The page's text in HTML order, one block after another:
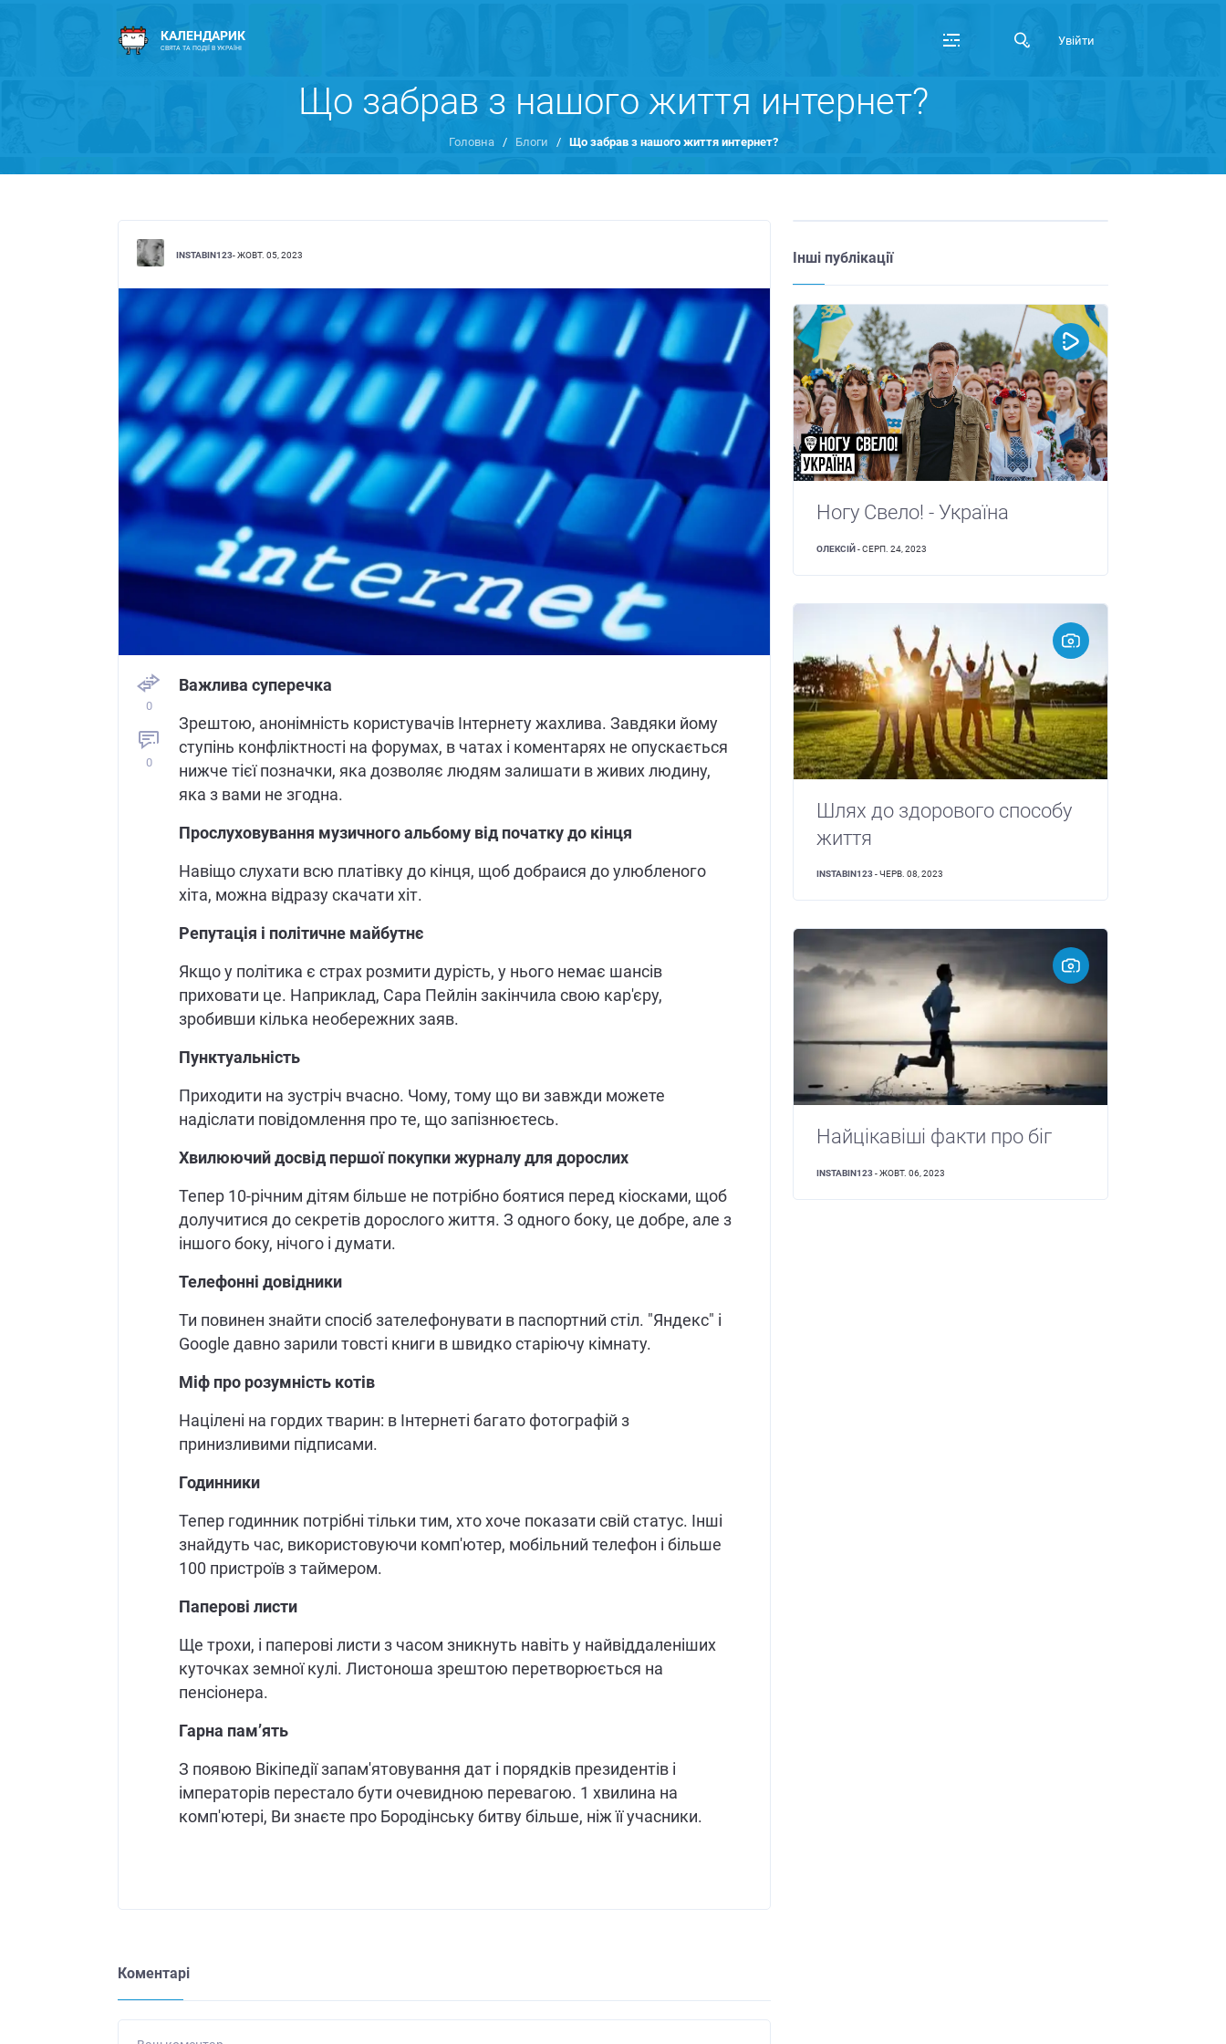
КАЛЕНДАРИК
СВЯТА ТА ПОДІЇ В УКРАЇНІ
Увійти
Що забрав з нашого життя интернет?
Головна / Блоги / Що забрав з нашого життя интернет?
INSTABIN123- ЖОВТ. 05, 2023
0
0
Важлива суперечка
Зрештою, анонімність користувачів Інтернету жахлива. Завдяки йому
ступінь конфліктності на форумах, в чатах і коментарях не опускається
нижче тієї позначки, яка дозволяє людям залишати в живих людину,
яка з вами не згодна.
Прослуховування музичного альбому від початку до кінця
Навіщо слухати всю платівку до кінця, щоб добраися до улюбленого
хіта, можна відразу скачати хіт.
Репутація і політичне майбутнє
Якщо у політика є страх розмити дурість, у нього немає шансів
приховати це. Наприклад, Сара Пейлін закінчила свою кар'єру,
зробивши кілька необережних заяв.
Пунктуальність
Приходити на зустріч вчасно. Чому, тому що ви завжди можете
надіслати повідомлення про те, що запізнюєтесь.
Хвилюючий досвід першої покупки журналу для дорослих
Тепер 10-річним дітям більше не потрібно боятися перед кіосками, щоб
долучитися до секретів дорослого життя. З одного боку, це добре, але з
іншого боку, нічого і думати.
Телефонні довідники
Ти повинен знайти спосіб зателефонувати в паспортний стіл. "Яндекс" і
Google давно зарили товсті книги в швидко старіючу кімнату.
Міф про розумність котів
Націлені на гордих тварин: в Інтернеті багато фотографій з
принизливими підписами.
Годинники
Тепер годинник потрібні тільки тим, хто хоче показати свій статус. Інші
знайдуть час, використовуючи комп'ютер, мобільний телефон і більше
100 пристроїв з таймером.
Паперові листи
Ще трохи, і паперові листи з часом зникнуть навіть у найвіддаленіших
куточках земної кулі. Листоноша зрештою перетворюється на
пенсіонера.
Гарна пам’ять
З появою Вікіпедії запам'ятовування дат і порядків президентів і
імператорів перестало бути очевидною перевагою. 1 хвилина на
комп'ютері, Ви знаєте про Бородінську битву більше, ніж її учасники.
Коментарі
Інші публікації
Ногу Свело! - Украïна
ОЛЕКСІЙ- СЕРП. 24, 2023
Шлях до здорового способу
життя
INSTABIN123- ЧЕРВ. 08, 2023
Найцікавіші факти про біг
INSTABIN123- ЖОВТ. 06, 2023